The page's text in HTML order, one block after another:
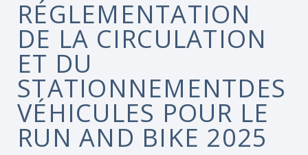
RÉGLEMENTATION
DE LA CIRCULATION
ET DU
STATIONNEMENTDES
VÉHICULES POUR LE
RUN AND BIKE 2025